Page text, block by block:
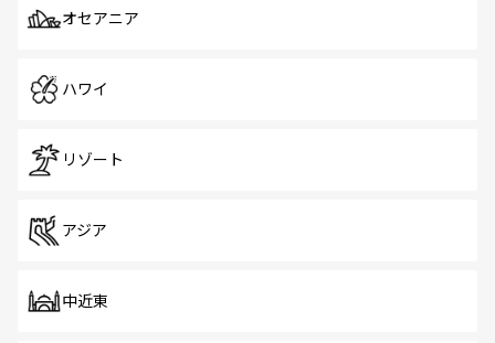
オセアニア
ハワイ
リゾート
アジア
中近東